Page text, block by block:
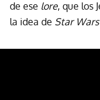
de ese lore, que los
la idea de Star Wars